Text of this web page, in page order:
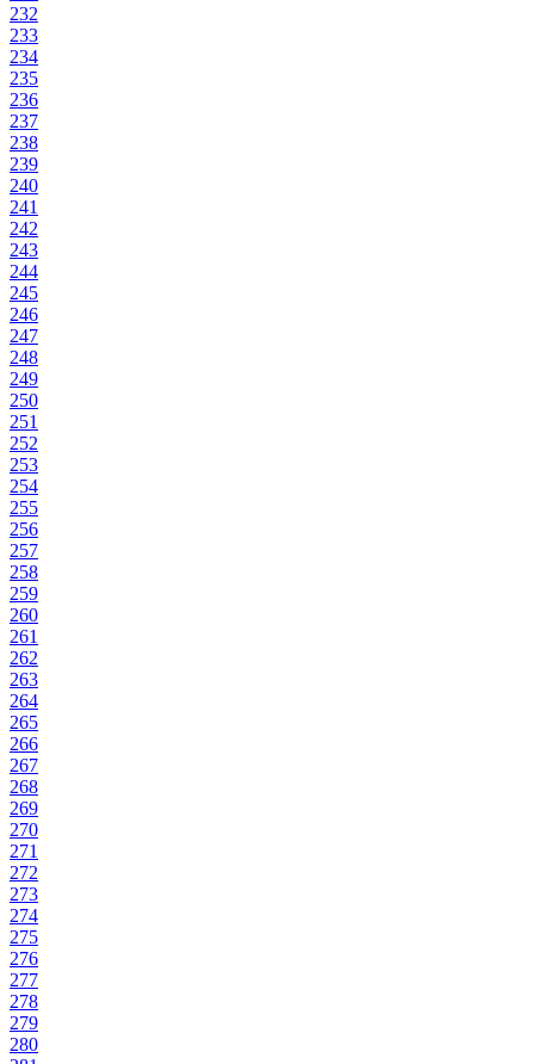
232
233
234
235
236
237
238
239
240
241
242
243
244
245
246
247
248
249
250
251
252
253
254
255
256
257
258
259
260
261
262
263
264
265
266
267
268
269
270
271
272
273
274
275
276
277
278
279
280